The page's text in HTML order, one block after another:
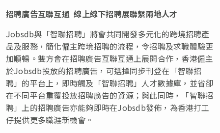
招聘廣告互聯互通 線上線下招聘展聯繫兩地人才
Jobsdb與「智聯招聘」將會共同開發多元化的跨境招聘產
品及服務，簡化僱主跨境招聘的流程，令招聘及求職體驗更
加順暢。雙方會在招聘廣告互聯互通上展開合作，香港僱主
於Jobsdb投放的招聘廣告，可選擇同步刊登在「智聯招
聘」的平台上，即時觸及「智聯招聘」人才數據庫，並省卻
在不同平台重覆投放招聘廣告的資源；與此同時，「智聯招
聘」上的招聘廣告亦能夠即時在Jobsdb發佈，為香港打工
仔提供更多職涯新機會。